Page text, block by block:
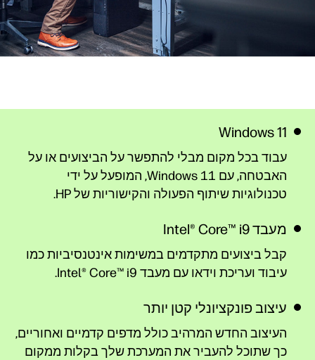
Windows 11
עבוד בכל מקום מבלי להתפשר על הביצועים או על
האבטחה, עם Windows 11, המופעל על ידי
טכנולוגיות שיתוף הפעולה והקישוריות של HP.
מעבד Intel‎®‎ Core‎™‎ i9‎
קבל ביצועים מתקדמים במשימות אינטנסיביות כמו
עיבוד ועריכת וידאו עם מעבד Intel® Core™ i9‎.
עיצוב פונקציונלי קטן יותר
העיצוב החדש המרהיב כולל מדפים קדמיים ואחוריים,
כך שתוכל להעביר את המערכת שלך בקלות ממקום